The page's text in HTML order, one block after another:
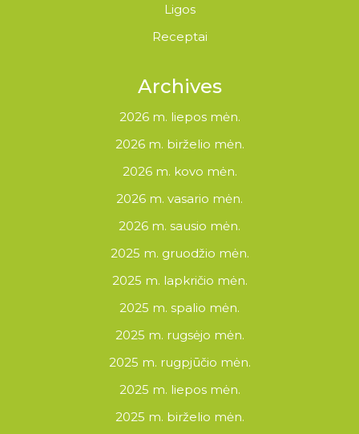
Ligos
Receptai
Archives
2026 m. liepos mėn.
2026 m. birželio mėn.
2026 m. kovo mėn.
2026 m. vasario mėn.
2026 m. sausio mėn.
2025 m. gruodžio mėn.
2025 m. lapkričio mėn.
2025 m. spalio mėn.
2025 m. rugsėjo mėn.
2025 m. rugpjūčio mėn.
2025 m. liepos mėn.
2025 m. birželio mėn.